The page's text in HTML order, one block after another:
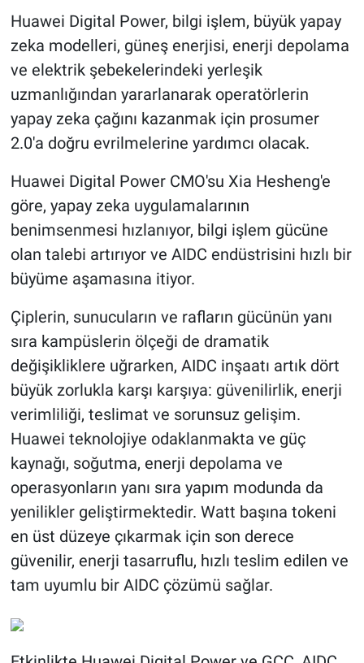
Huawei Digital Power, bilgi işlem, büyük yapay
zeka modelleri, güneş enerjisi, enerji depolama
ve elektrik şebekelerindeki yerleşik
uzmanlığından yararlanarak operatörlerin
yapay zeka çağını kazanmak için prosumer
2.0'a doğru evrilmelerine yardımcı olacak.
Huawei Digital Power CMO'su Xia Hesheng'e
göre, yapay zeka uygulamalarının
benimsenmesi hızlanıyor, bilgi işlem gücüne
olan talebi artırıyor ve AIDC endüstrisini hızlı bir
büyüme aşamasına itiyor.
Çiplerin, sunucuların ve rafların gücünün yanı
sıra kampüslerin ölçeği de dramatik
değişikliklere uğrarken, AIDC inşaatı artık dört
büyük zorlukla karşı karşıya: güvenilirlik, enerji
verimliliği, teslimat ve sorunsuz gelişim.
Huawei teknolojiye odaklanmakta ve güç
kaynağı, soğutma, enerji depolama ve
operasyonların yanı sıra yapım modunda da
yenilikler geliştirmektedir. Watt başına tokeni
en üst düzeye çıkarmak için son derece
güvenilir, enerji tasarruflu, hızlı teslim edilen ve
tam uyumlu bir AIDC çözümü sağlar.